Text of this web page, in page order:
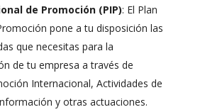
de Promoción (PIP): El Plan
pone a tu disposición las
que necesitas para la
de tu empresa a través de
Internacional, Actividades de
y otras actuaciones.